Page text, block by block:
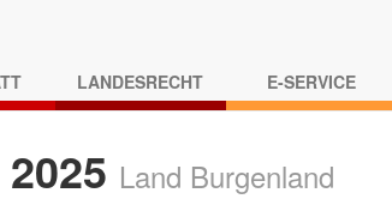
LANDESRECHT E-SERVICE
Land Burgenland